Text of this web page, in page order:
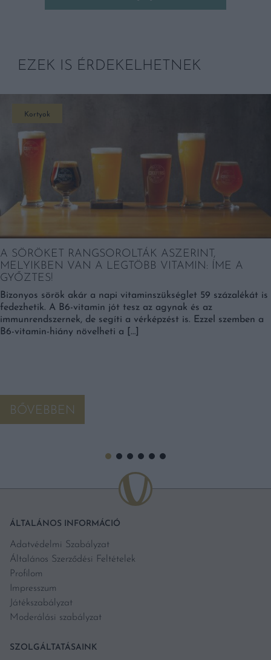
EZEK IS ÉRDEKELHETNEK
Kortyok
A SÖRÖKET RANGSOROLTÁK ASZERINT,
MELYIKBEN VAN A LEGTÖBB VITAMIN: ÍME A
GYŐZTES!
Bizonyos sörök akár a napi vitaminszükséglet 59 százalékát is
fedezhetik. A B6-vitamin jót tesz az agynak és az
immunrendszernek, de segíti a vérképzést is. Ezzel szemben a
B6-vitamin-hiány növelheti a […]
BŐVEBBEN
ÁLTALÁNOS INFORMÁCIÓ
Adatvédelmi Szabályzat
Általános Szerződési Feltételek
Profilom
Impresszum
Játékszabályzat
Moderálási szabályzat
SZOLGÁLTATÁSAINK